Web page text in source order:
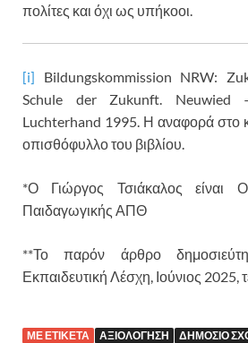
πολίτες και όχι ως υπήκοοι.
[i] Bildungskommission NRW:
Schule der Zukunft.
Luchterhand 1995. Η αναφορά στο
οπισθόφυλλο του βιβλίου.
*Ο Γιώργος Τσιάκαλος είναι
Παιδαγωγικής ΑΠΘ
**Το παρόν άρθρο
Εκπαιδευτική Λέσχη, Ιούνιος 2025,
ΜΕ ΕΤΙΚΕΤΑ ΑΞΙΟΛΟΓΗΣΗ ΔΗΜΟΣΙΟ